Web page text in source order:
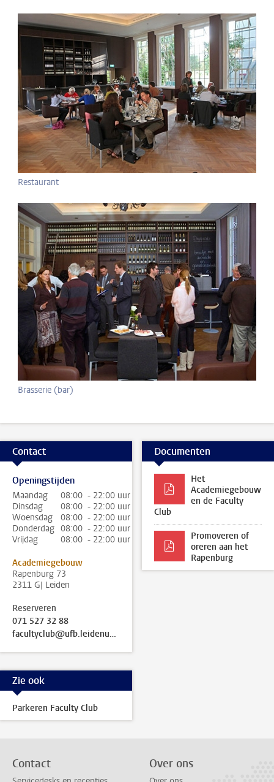
Restaurant
Brasserie (bar)
Contact
Openingstijden
Maandag
08:00 - 22:00 uur
Dinsdag
08:00 - 22:00 uur
Woensdag
08:00 - 22:00 uur
Donderdag 08:00 - 22:00 uur
Vrijdag
08:00 - 22:00 uur
Academiegebouw
Rapenburg 73
2311 GJ Leiden
Reserveren
071 527 32 88
facultyclub@ufb.leidenuniv.nl
Documenten
Het
Academiegebouw
en de Faculty
Club
Promoveren of
oreren aan het
Rapenburg
Zie ook
Parkeren Faculty Club
Contact Over ons